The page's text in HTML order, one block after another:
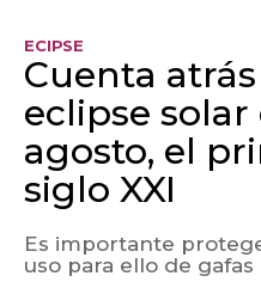
ECIPSE
Cuenta
eclipse solar
agosto, el
siglo XXI
Es importante
uso para ello de